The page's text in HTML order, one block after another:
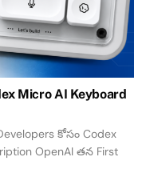
Micro AI Keyboard
కోసం Codex
OpenAI తన First